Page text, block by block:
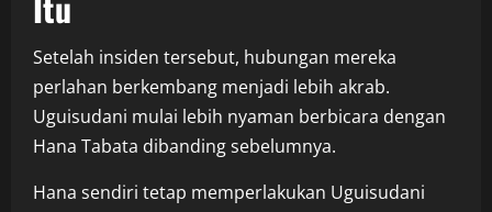
Setelah insiden tersebut, hubungan mereka
perlahan berkembang menjadi lebih akrab.
Uguisudani mulai lebih nyaman berbicara dengan
Hana Tabata dibanding sebelumnya.
Hana sendiri tetap memperlakukan Uguisudani